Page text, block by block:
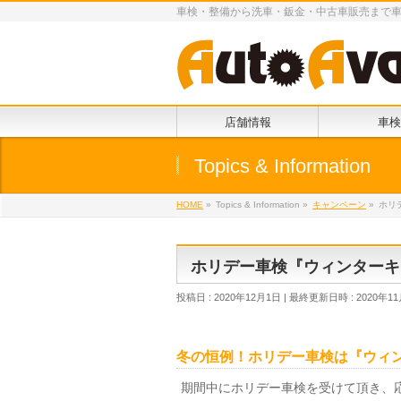
車検・整備から洗車・鈑金・中古車販売まで
店舗情報 車検
Topics & Information
HOME » Topics & Information » キャンペーン » ホリ
ホリデー車検『ウィンター
投稿日 : 2020年12月1日 最終更新日時 : 2020年11
冬の恒例！ホリデー車検は『ウィ
期間中にホリデー車検を受けて頂き